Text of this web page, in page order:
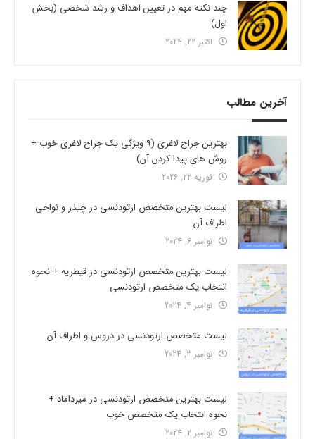
چند نکته مهم در تعیین اهداف و رشد شخصی (بخش
اول)
اکتبر 22, 2024
آخرین مطالب
بهترین جراح لاغری (9 ویژگی یک جراح لاغری خوب +
روش های پیدا کردن آن)
فوریه 22, 2026
لیست بهترین متخصص ارتودنسی در چیذر و نواحی
اطراف آن
نوامبر 6, 2024
لیست بهترین متخصص ارتودنسی در قیطریه + نحوه
انتخاب یک متخصص ارتودنسی
نوامبر 4, 2024
لیست متخصص ارتودنسی در دروس و اطراف آن
نوامبر 3, 2024
لیست بهترین متخصص ارتودنسی در میرداماد +
نحوه انتخاب یک متخصص خوب
نوامبر 2, 2024